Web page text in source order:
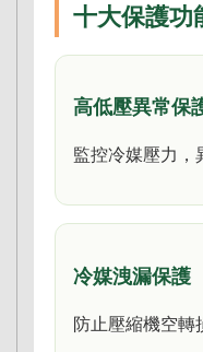
十大保護功
高低壓異常保
監控冷媒壓力，
冷媒洩漏保護
防止壓縮機空轉